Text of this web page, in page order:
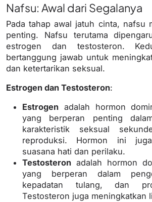
Nafsu: Awal dari Segalanya
Pada tahap awal jatuh cinta, nafsu
penting. Nafsu terutama
estrogen dan testosteron.
bertanggung jawab untuk
dan ketertarikan seksual.
Estrogen dan Testosteron:
Estrogen adalah hormon
yang berperan penting
karakteristik seksual
reproduksi. Hormon ini juga
suasana hati dan perilaku.
Testosteron adalah hormon
yang berperan dalam
kepadatan tulang, dan
Testosteron juga meningkatkan